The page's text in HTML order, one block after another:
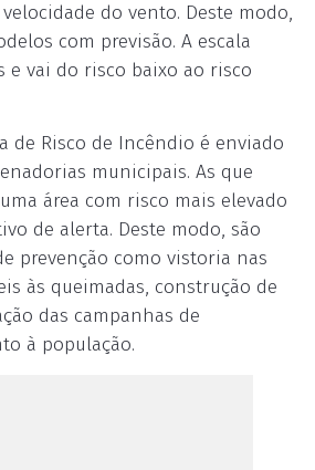
do vento. Deste modo,
com previsão. A escala
e vai do risco baixo ao risco
de Risco de Incêndio é enviado
municipais. As que
área com risco mais elevado
de alerta. Deste modo, são
prevenção como vistoria nas
às queimadas, construção de
das campanhas de
à população.